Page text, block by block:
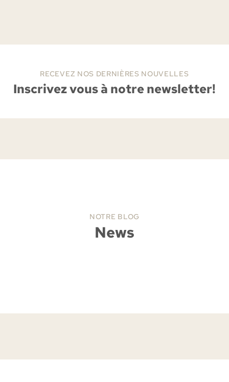
RECEVEZ NOS DERNIÈRES NOUVELLES
Inscrivez vous à notre newsletter!
NOTRE BLOG
News